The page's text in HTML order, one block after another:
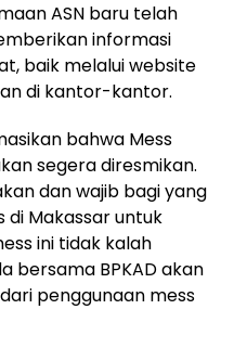
ASN baru telah
informasi
baik melalui website
di kantor-kantor.
bahwa Mess
segera diresmikan.
dan wajib bagi yang
di Makassar untuk
ini tidak kalah
bersama BPKAD akan
penggunaan mess